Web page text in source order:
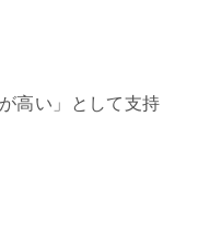
高い」として支持